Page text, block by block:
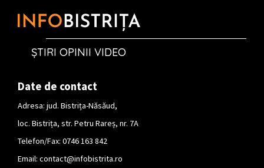
ȘTIRI OPINII VIDEO
Date de contact
Adresa: jud. Bistrița-Năsăud,
loc. Bistrița, str. Petru Rareș, nr. 7A
Telefon/Fax: 0746 163 842
Email: contact@infobistrita.ro